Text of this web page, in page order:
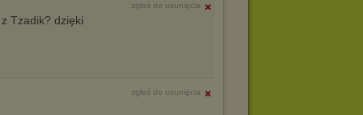
zgłoś do usunięcia
Tzadik? dzięki
zgłoś do usunięcia